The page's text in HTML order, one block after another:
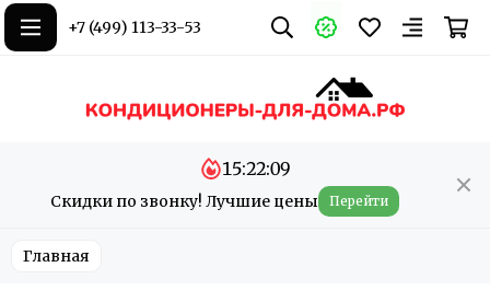
+7 (499) 113-33-53
Скидки по звонку! Лучшие цены
15:22:08
Перейти
Главная